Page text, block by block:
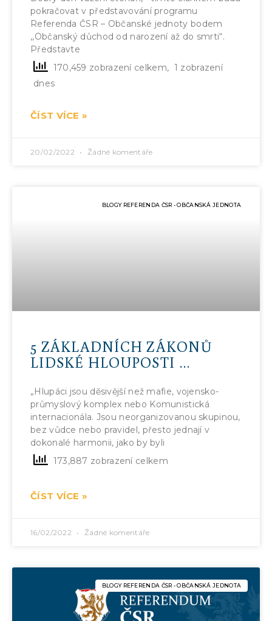
pokračovat v představování programu
Referenda ČSR – Občanské jednoty bodem
,,Občanský důchod od narození až do smrti“.
Představte
170,459 zobrazení celkem, 1 zobrazení
dnes
ČÍST VÍCE »
20/02/2022 Žádné komentáře
BLOGY REFERENDA ČSR - OBČANSKÁ JEDNOTA
5 ZÁKLADNÍCH ZÁKONŮ
LIDSKÉ HLOUPOSTI …
„Hlupáci jsou děsivější než mafie, vojensko-
průmyslový komplex nebo Komunistická
internacionála. Jsou neorganizovanou skupinou,
bez vůdce nebo pravidel, přesto jednají v
dokonalé harmonii, jako by byli
173,887 zobrazení celkem
ČÍST VÍCE »
16/02/2022 Žádné komentáře
BLOGY REFERENDA ČSR - OBČANSKÁ JEDNOTA